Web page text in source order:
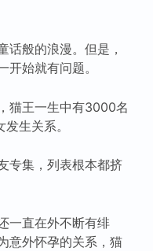
话般的浪漫。但是，
始就有问题。
猫王一生中有3000名
生关系。
专集，列表根本都挤
一直在外不断有绯
意外怀孕的关系，猫